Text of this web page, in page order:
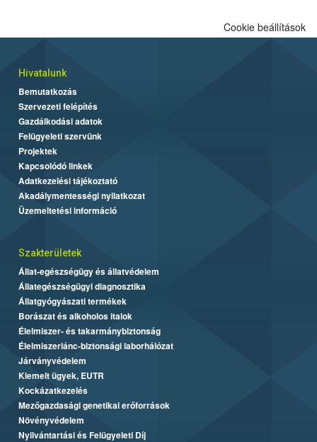
Cookie beállítások
Hivatalunk
Bemutatkozás
Szervezeti felépítés
Gazdálkodási adatok
Felügyeleti szervünk
Projektek
Kapcsolódó linkek
Adatkezelési tájékoztató
Akadálymentességi nyilatkozat
Üzemeltetési információ
Szakterületek
Állat-egészségügy és állatvédelem
Állategészségügyi diagnosztika
Állatgyógyászati termékek
Borászat és alkoholos italok
Élelmiszer- és takarmánybiztonság
Élelmiszerlánc-biztonsági laborhálózat
Járványvédelem
Kiemelt ügyek, EUTR
Kockázatkezelés
Mezőgazdasági genetikai erőforrások
Növényvédelem
Nyilvántartási és Felügyeleti Díj